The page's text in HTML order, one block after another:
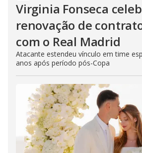
Virginia Fonseca
renovação de
com o Real Madrid
Atacante estendeu vínculo em time
anos após período pós-Copa